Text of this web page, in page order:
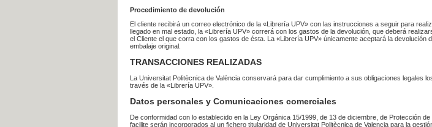
Procedimiento de devolución
El cliente recibirá un correo electrónico de la «Librería UPV» con las instrucciones a seguir para
llegado en mal estado, la «Librería UPV» correrá con los gastos de la devolución, que deberá
el Cliente el que corra con los gastos de ésta. La «Librería UPV» únicamente aceptará la
embalaje original.
TRANSACCIONES REALIZADAS
La Universitat Politècnica de València conservará para dar cumplimiento a sus obligaciones
través de la «Librería UPV».
Datos personales y Comunicaciones comerciales
De conformidad con lo establecido en la Ley Orgánica 15/1999, de 13 de diciembre, de Protección
facilite serán incorporados al un fichero titularidad de Universitat Politècnica de Valencia para la